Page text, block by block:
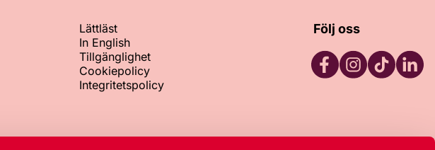
Lättläst
In English
Tillgänglighet
Cookiepolicy
Integritetspolicy
Följ oss